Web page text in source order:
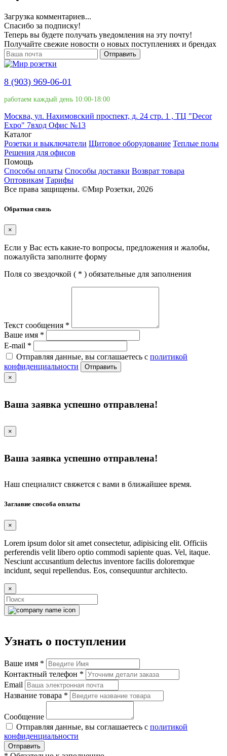
Загрузка комментариев...
Спасибо за подписку!
Теперь вы будете получать уведомления на эту почту!
Получайте свежие новости о новых поступлениях и брендах
Отправить
8 (903) 969-06-01
работаем каждый день 10:00-18:00
Москва, ул. Нахимовский проспект, д. 24 стр. 1 , ТЦ "Decor
Expo" 7вход Офис №13
Каталог
Розетки и выключатели Щитовое оборудование Теплые полы
Решения для офисов
Помощь
Способы оплаты Способы доставки Возврат товара
Оптовикам Тарифы
Все права защищены. ©Мир Розетки, 2026
Обратная связь
×
Если у Вас есть какие-то вопросы, предложения и жалобы,
пожалуйста заполните форму
Поля со звездочкой ( * ) обязательные для заполнения
Текст сообщения *
Ваше имя *
E-mail *
Отправляя данные, вы соглашаетесь с политикой
конфиденциальности
Отправить
×
Ваша заявка успешно отправлена!
×
Ваша заявка успешно отправлена!
Наш специалист свяжется с вами в ближайшее время.
Заглавие способа оплаты
×
Lorem ipsum dolor sit amet consectetur, adipisicing elit. Officiis
perferendis velit libero optio commodi sapiente quas. Vel, itaque.
Nesciunt accusantium delectus inventore facilis doloremque
incidunt, sequi repellendus. Eos, consequuntur architecto.
×
Узнать о поступлении
Ваше имя *
Контактный телефон *
Email
Название товара *
Сообщение
Отправляя данные, вы соглашаетесь с политикой
конфиденциальности
Отправить